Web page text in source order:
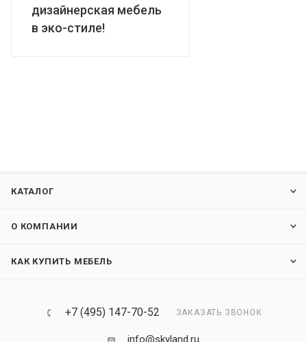
дизайнерская мебель
в эко-стиле!
КАТАЛОГ
О КОМПАНИИ
КАК КУПИТЬ МЕБЕЛЬ
+7 (495) 147-70-52 ЗАКАЗАТЬ ЗВОНОК
info@skyland.ru